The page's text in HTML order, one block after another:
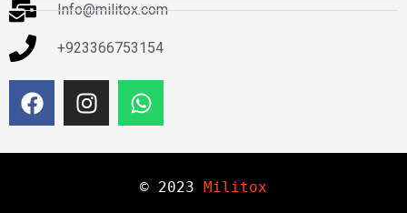
Info@militox.com
+923366753154
© 2023 Militox